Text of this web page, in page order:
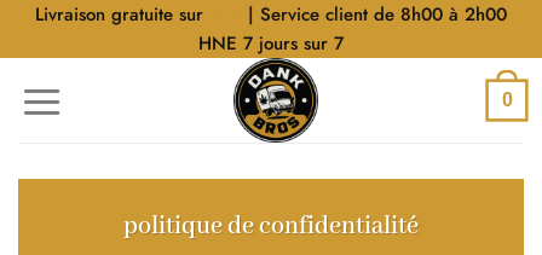
AllerLivraison gratuite sur
| Service client de 8h00 à 2h00
HNE 7 jours sur 7
0
politique de confidentialité